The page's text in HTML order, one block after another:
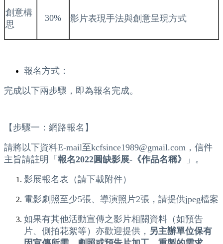
創意構
思
30% 影片表現手法與創意呈現方式
報名方式：
完成以下兩步驟，即為報名完成。
【步驟一：網路報名】
請將以下資料E-mail至kcfsince1989@gmail.com，信件
主旨請註明「 報名2022圓缺影展-《作品名稱》
」。
影展報名表（請下載附件）
電影劇照至少5張、導演照片2張，請提供jpeg檔案
如果有其他活動宣傳之影片相關資料（如預告
片、側拍花絮等）亦歡迎提供， 另主辦單位保有